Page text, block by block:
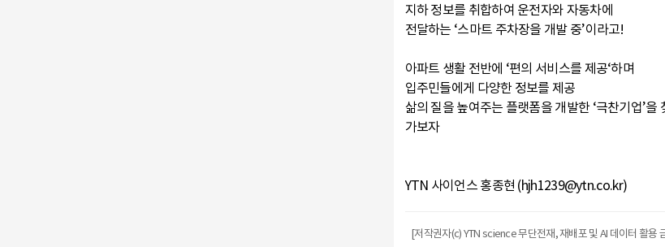
지하 정보를 취합하여 운전자와 자동차에
전달하는 ‘스마트 주차장을 개발 중’이라고!
아파트 생활 전반에 ‘편의 서비스를 제공‘하며
입주민들에게 다양한 정보를 제공
삶의 질을 높여주는 플랫폼을 개발한 ‘극찬기업’을
가보자
YTN 사이언스 홍종현 (hjh1239@ytn.co.kr)
[저작권자(c) YTN science 무단전재, 재배포 및 AI 데이터 활용